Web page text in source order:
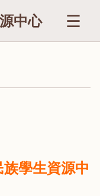
中心 ☰
學生資源中